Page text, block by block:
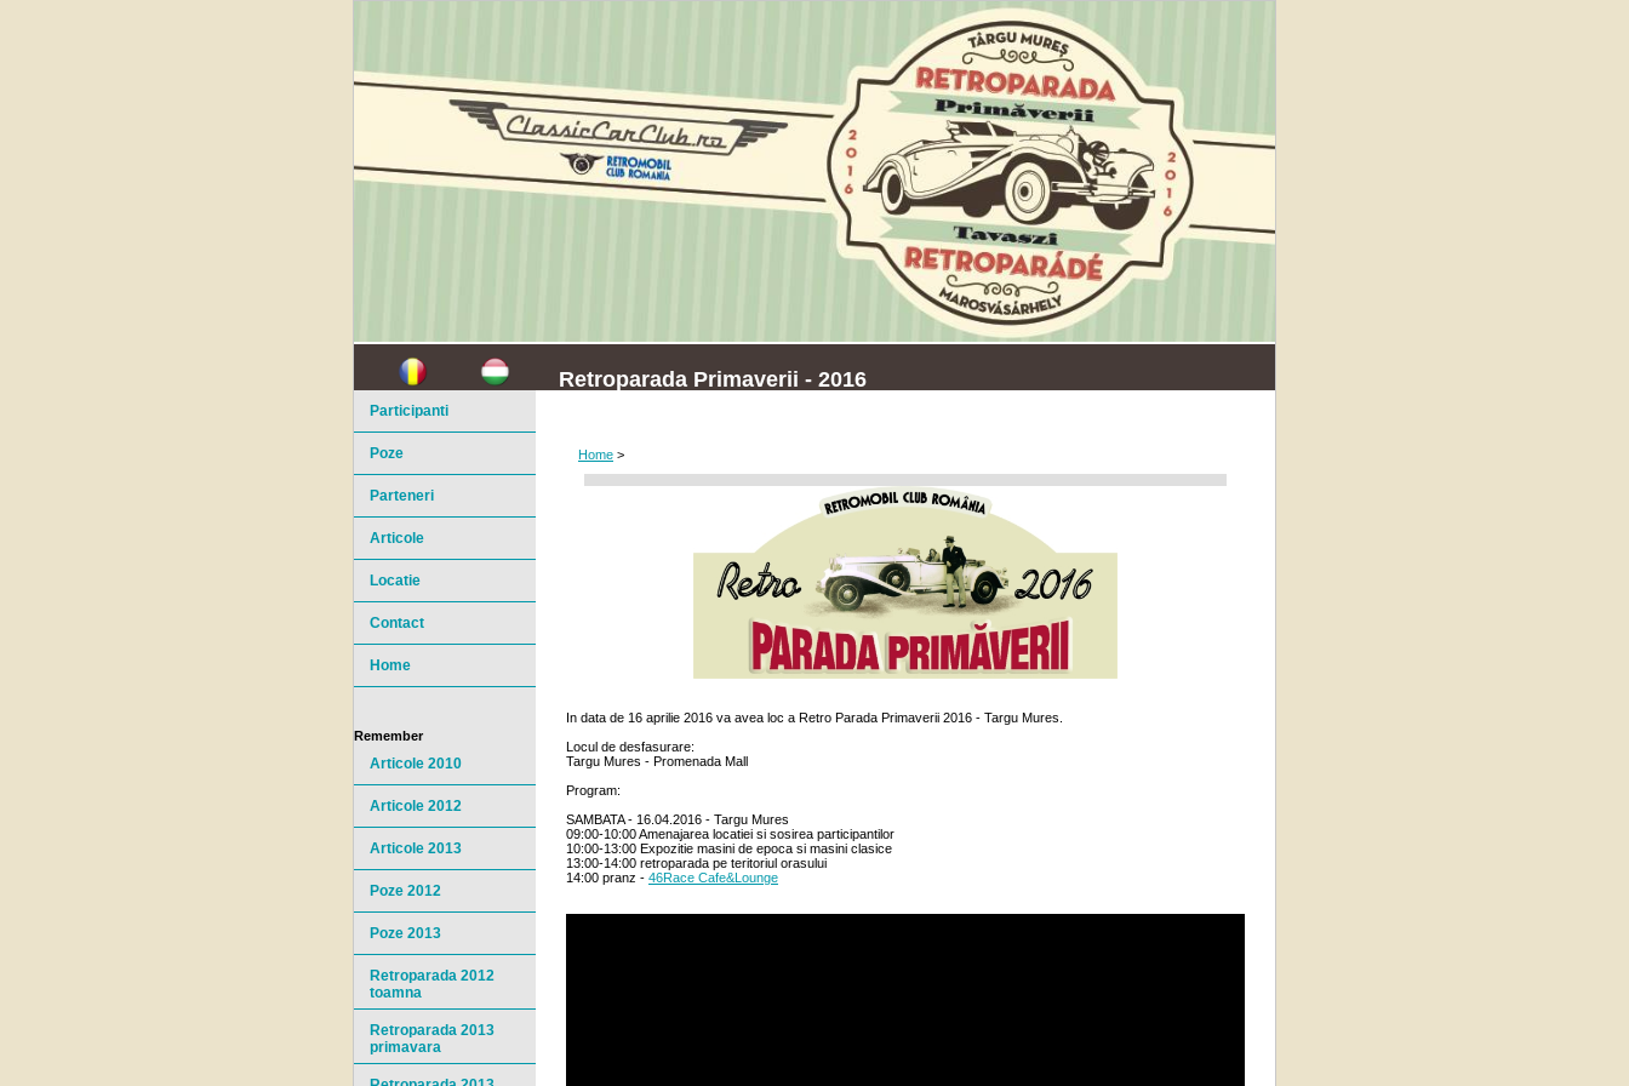
Retroparada Primaverii - 2016
Home >
In data de 16 aprilie 2016 va avea loc a Retro Parada Primaverii 2016 - Targu Mures.
Locul de desfasurare:
Targu Mures - Promenada Mall
Program:
SAMBATA - 16.04.2016 - Targu Mures
09:00-10:00 Amenajarea locatiei si sosirea participantilor
10:00-13:00 Expozitie masini de epoca si masini clasice
13:00-14:00 retroparada pe teritoriul orasului
14:00 pranz - 46Race Cafe&Lounge
Participanti
Poze
Parteneri
Articole
Locatie
Contact
Home
Remember
Articole 2010
Articole 2012
Articole 2013
Poze 2012
Poze 2013
Retroparada 2012
toamna
Retroparada 2013
primavara